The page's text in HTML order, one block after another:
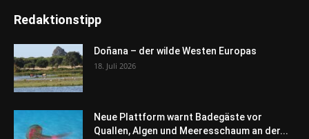
Redaktionstipp
Doñana – der wilde Westen Europas
18. Juli 2026
Neue Plattform warnt Badegäste vor
Quallen, Algen und Meeresschaum an der...